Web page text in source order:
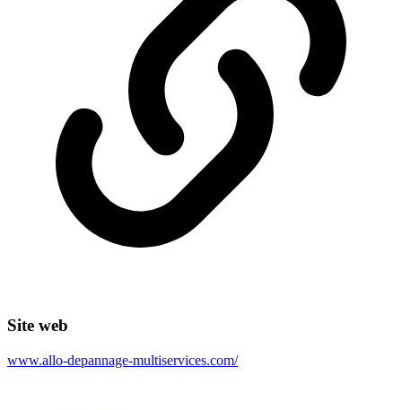
Site web
www.allo-depannage-multiservices.com/